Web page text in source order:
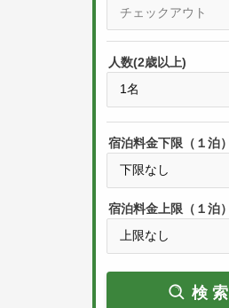
s
s
e
w
a
r
P
r
s
t
e
w
人数(2歳以上)
宿泊料金下限（１泊）
宿泊料金上限（１泊）
検索